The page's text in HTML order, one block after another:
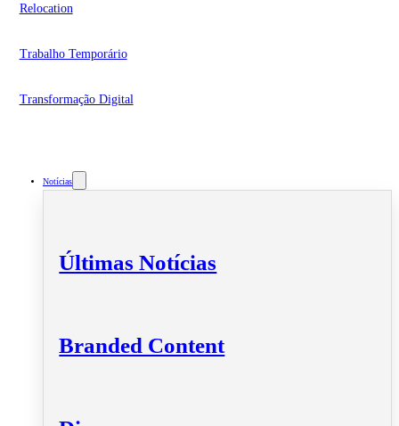
Relocation
Trabalho Temporário
Transformação Digital
Notícias
Últimas Notícias
Branded Content